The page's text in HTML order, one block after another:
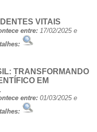
VITAIS
entre: 17/02/2025 e
TRANSFORMANDO
EM
entre: 01/03/2025 e